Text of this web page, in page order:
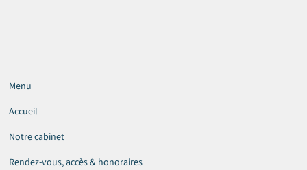
Menu
Accueil
Notre cabinet
Rendez-vous, accès & honoraires